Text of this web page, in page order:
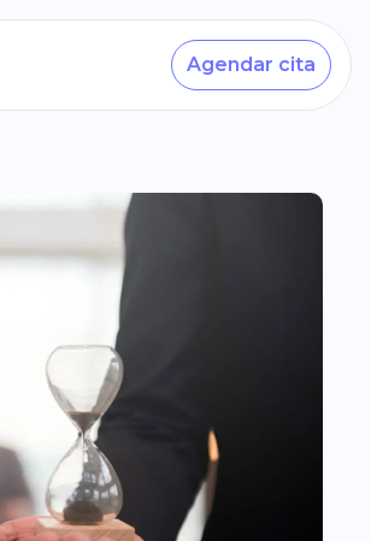
Agendar cita